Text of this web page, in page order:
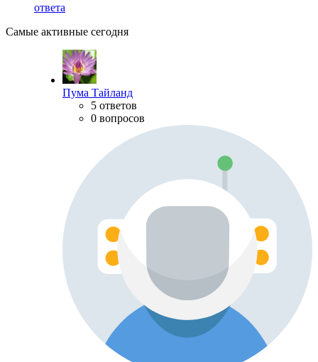
ответа
Самые активные сегодня
Пума Тайланд
5 ответов
0 вопросов